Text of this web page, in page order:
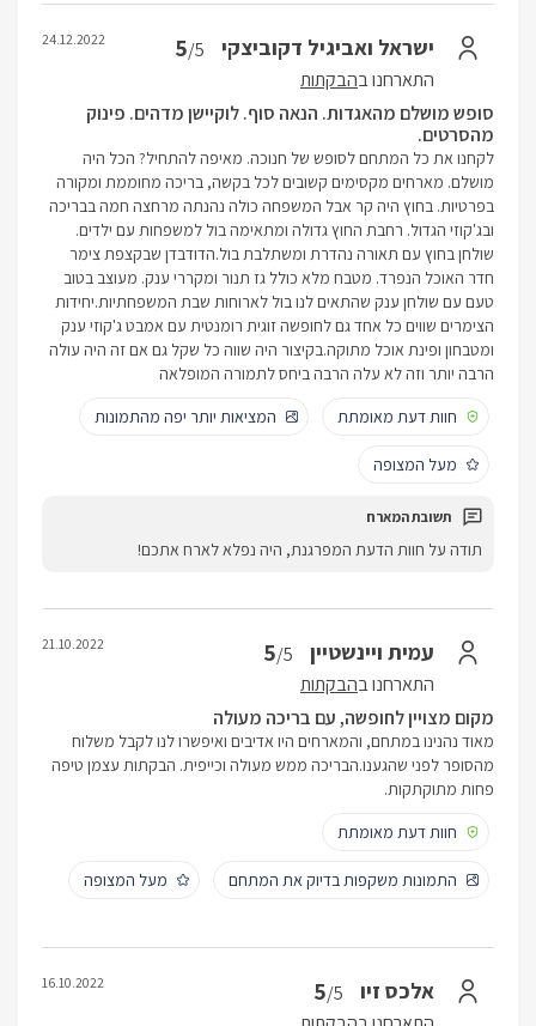
ישראל ואביגיל דקוביצקי 5/5
התארחנו בהבקתות
24.12.2022
סופש מושלם מהאגדות. הנאה סוף. לוקיישן מדהים. פינוק
מהסרטים.
לקחנו את כל המתחם לסופש של חנוכה. מאיפה להתחיל? הכל היה
מושלם. מארחים מקסימים קשובים לכל בקשה, בריכה מחוממת ומקורה
בפרטיות. בחוץ היה קר אבל המשפחה כולה נהנתה מרחצה חמה בבריכה
ובג'קוזי הגדול. רחבת החוץ גדולה ומתאימה בול למשפחות עם ילדים.
שולחן בחוץ עם תאורה נהדרת ומשתלבת בול.הדודבדן שבקצפת צימר
חדר האוכל הנפרד. מטבח מלא כולל גז תנור ומקררי ענק. מעוצב בטוב
טעם עם שולחן ענק שהתאים לנו בול לארוחות שבת המשפחתיות.יחידות
הצימרים שווים כל אחד גם לחופשה זוגית רומנטית עם אמבט ג'קוזי ענק
ומטבחון ופינת אוכל מתוקה.בקיצור היה שווה כל שקל גם אם זה היה עולה
הרבה יותר וזה לא עלה הרבה ביחס לתמורה המופלאה
חוות דעת מאומתת
המציאות יותר יפה מהתמונות
מעל המצופה
תודה על חוות הדעת המפרגנת, היה נפלא לארח אתכם!
עמית ויינשטיין 5/5
התארחנו בהבקתות
21.10.2022
מקום מצויין לחופשה, עם בריכה מעולה
מאוד נהנינו במתחם, והמארחים היו אדיבים ואיפשרו לנו לקבל משלוח
מהסופר לפני שהגענו.הבריכה ממש מעולה וכייפית. הבקתות עצמן טיפה
פחות מתוקתקות.
חוות דעת מאומתת
התמונות משקפות בדיוק את המתחם מעל המצופה
אלכס זיו 5/5
16.10.2022